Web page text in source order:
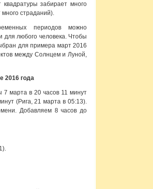
квадратуры забирает много
страданий).
периодов можно
для любого человека. Чтобы
для примера март 2016
между Солнцем и Луной,
2016 года
7 марта в 20 часов 11 минут
(Рига, 21 марта в 05:13).
Добавляем 8 часов до